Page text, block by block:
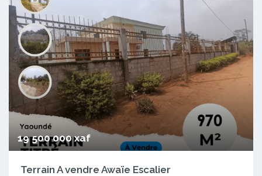
19 500 000 xaf
Terrain A vendre Awaïe Escalier